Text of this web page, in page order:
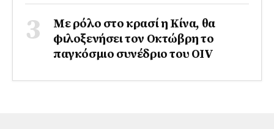
Με ρόλο στο κρασί η Κίνα, θα
φιλοξενήσει τον Οκτώβρη το
παγκόσμιο συνέδριο του ΟΙV